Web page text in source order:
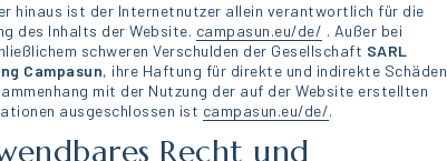
hinaus ist der Internetnutzer allein verantwortlich für die
des Inhalts der Website. campasun.eu/de/ . Außer bei
schweren Verschulden der Gesellschaft SARL
Campasun, ihre Haftung für direkte und indirekte Schäden
mit der Nutzung der auf der Website erstellten
ausgeschlossen ist campasun.eu/de/.
Recht und